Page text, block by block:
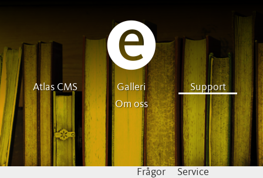
Atlas CMS Galleri
Support
Om oss
Frågor
Service